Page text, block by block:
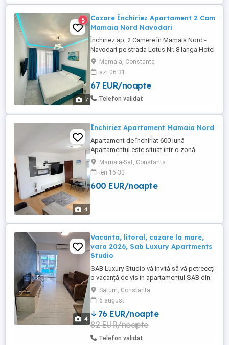
7
5
Cazare Închiriez Apartament 2 Cam
Mamaia Nord Navodari
Închiriez ap. 2 Camere în Mamaia Nord -
Navodari pe strada Lotus Nr. 8 langa Hotel
Opera si White Tower , langa cluburi , loc
de parcare Privat. Cei care nu au o parcare
este o mare problema cu parcarea în
zona, 100m de plaja .Luni-Miercuri 400
noapte ,Joi Vineri Sambata Duminica 500
Mamaia, Constanta
azi 06:31
67 EUR/noapte
Telefon validat
4
Închiriez Apartament Mamaia Nord
Apartament de închiriat 600 lună
Apartamentul este situat într-o zonă
liniștită din Mamaia Nord. Complet
mobilat și utilat, gata de mutare. Loc de
parcare în fața blocului. Detalii în privat.
Mamaia-Sat, Constanta
ieri 16:30
600 EUR/noapte
4
Vacanta, litoral, cazare la mare,
vara 2026, Sab Luxury Apartments
Studio
SAB Luxury Studio vă invită să vă petreceți
o vacanță de vis în apartamentul SAB din
Saturn Mangalia... Poziție ideală
*Apartamentul se află poziționat pe
strada Henny Ignatie Nr. 6 într-un complex
rezidențial (hotel) din stațiunea Saturn
(cea mai frumoasă stațiune din sudul
litoralului ...
Saturn, Constanta
6 august
76 EUR/noapte
82 EUR/noapte
Telefon validat